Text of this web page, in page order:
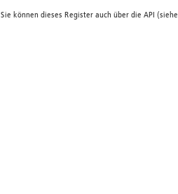
Sie können dieses Register auch über die API (siehe